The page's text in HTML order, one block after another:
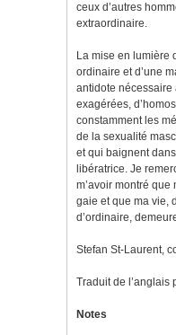
ceux d’autres
extraordinaire.
La mise en lumière
ordinaire et d’une
antidote nécessaire
exagérées,
constamment les
de la sexualité
et qui baignent
libératrice. Je
m’avoir montré
gaie et que ma vie,
d’ordinaire,
Stefan St-Laurent,
Traduit de l’anglais
Notes